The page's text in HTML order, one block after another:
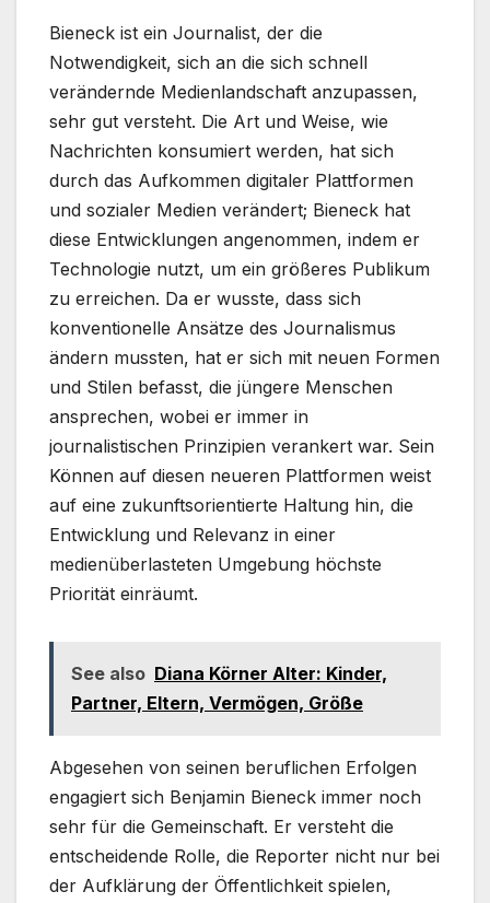
Bieneck ist ein Journalist, der die
Notwendigkeit, sich an die sich schnell
verändernde Medienlandschaft anzupassen,
sehr gut versteht. Die Art und Weise, wie
Nachrichten konsumiert werden, hat sich
durch das Aufkommen digitaler Plattformen
und sozialer Medien verändert; Bieneck hat
diese Entwicklungen angenommen, indem er
Technologie nutzt, um ein größeres Publikum
zu erreichen. Da er wusste, dass sich
konventionelle Ansätze des Journalismus
ändern mussten, hat er sich mit neuen Formen
und Stilen befasst, die jüngere Menschen
ansprechen, wobei er immer in
journalistischen Prinzipien verankert war. Sein
Können auf diesen neueren Plattformen weist
auf eine zukunftsorientierte Haltung hin, die
Entwicklung und Relevanz in einer
medienüberlasteten Umgebung höchste
Priorität einräumt.
See also Diana Körner Alter: Kinder,
Partner, Eltern, Vermögen, Größe
Abgesehen von seinen beruflichen Erfolgen
engagiert sich Benjamin Bieneck immer noch
sehr für die Gemeinschaft. Er versteht die
entscheidende Rolle, die Reporter nicht nur bei
der Aufklärung der Öffentlichkeit spielen,